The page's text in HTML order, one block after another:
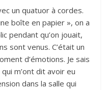
un quatuor à cordes.
boîte en papier », on a
pendant qu’on jouait,
sont venus. C’était un
d’émotions. Je sais
m’ont dit avoir eu
dans la salle qui